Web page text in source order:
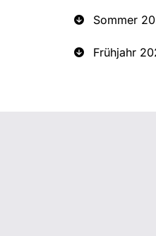
Sommer
Frühjahr